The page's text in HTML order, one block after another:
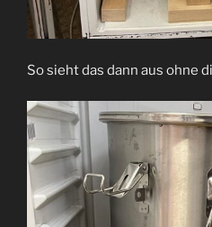
So sieht das dann aus ohne